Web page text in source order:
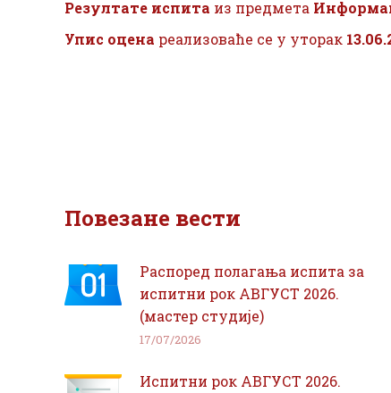
Резултате испита из предмета
Упис оцена реализоваће се у уторак
Повезане вести
Распоред полагања испита за
испитни рок АВГУСТ 2026.
(мастер студије)
17/07/2026
Испитни рок АВГУСТ 2026.